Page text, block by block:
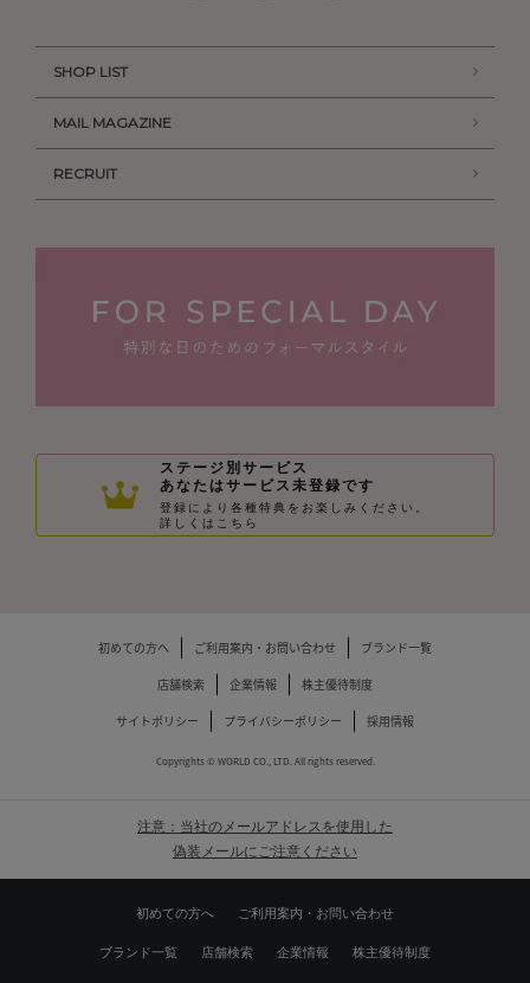
SHOP LIST
MAIL MAGAZINE
RECRUIT
ステージ別サービス
あなたはサービス未登録です
登録により各種特典をお楽しみください。
詳しくはこちら
初めての方へ ご利用案内・お問い合わせ ブランド一覧
店舗検索 企業情報 株主優待制度
サイトポリシー プライバシーポリシー 採用情報
Copyrights © WORLD CO., LTD. All rights reserved.
注意：当社のメールアドレスを使用した
偽装メールにご注意ください
初めての方へ ご利用案内・お問い合わせ
ブランド一覧 店舗検索 企業情報 株主優待制度